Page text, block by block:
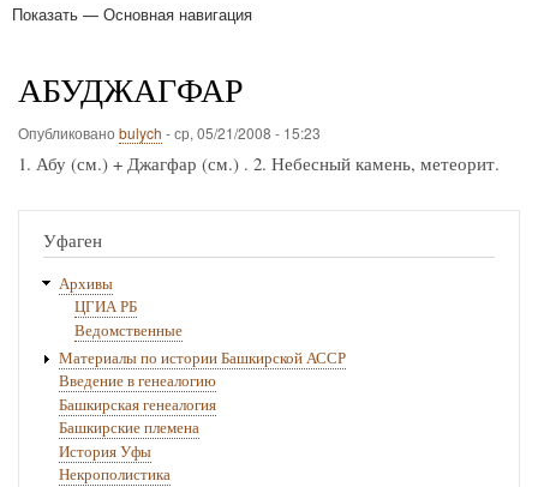
Основная
Показать — Основная навигация
АБУДЖАГФАР
Опубликовано bulych -ср, 05/21/2008 - 15:23
1. Абу (см.) + Джагфар (см.) . 2. Небесный камень, метеорит.
Уфаген
Архивы
ЦГИА РБ
Ведомственные
Материалы по истории Башкирской АССР
Введение в генеалогию
Башкирская генеалогия
Башкирские племена
История Уфы
Некрополистика